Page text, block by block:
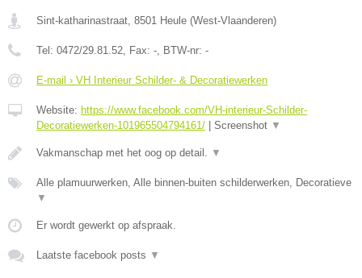
Sint-katharinastraat, 8501 Heule (West-Vlaanderen)
Tel: 0472/29.81.52, Fax: -, BTW-nr: -
E-mail › VH Interieur Schilder- & Decoratiewerken
Website: https://www.facebook.com/VH-interieur-Schilder-
Decoratiewerken-101965504794161/
Screenshot ▼
Vakmanschap met het oog op detail. ▼
Alle plamuurwerken, Alle binnen-buiten schilderwerken, Decoratieve
▼
Er wordt gewerkt op afspraak.
Laatste facebook posts ▼